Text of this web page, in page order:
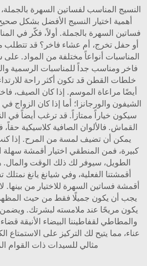
النسيج المناسب لفساتين السهرة
أهمية اختيار النسيج الأفضل بشكل
فساتين السهرة بالجملة. أولاً، فكّر في
أو حفل تخرج، أم عشاء فاخر؟ قد
المناسبات أنواعاً مختلفة من المواد. على
فاخر ومناسب جداً للمناسبات الرسمية
خلطات القطن قد تكون أكثر راحة
أيضًا مراعاة الموسم. إذا كان الصيف،
الشيفون والورجانزا؛ أما إذا كان الزواج
سيكون خياراً ممتازاً. قد ترغب أيضاً في
القماش. فالألوان الصافية كلاسيكية
يمكن أن تضيف لمسة من المرح. إذا
كبيرة، فمن المنطقي اختيار أقمشة سهلة
الطويل، سيوفر لك ذلك الوقت
أقمشتنا الفعلية، وفي شيانغ يانغ
أقمشة فساتين السهرة للاختيار من
يجب أن يكون جميلًا فقط من حيث
يكون مريحًا عند ملامسته لبشرتك.
والمطاطي لقفاطيننا البيضاء الأنيقة
عناء، مما يتيح لك التركيز على الاستمتاع
مثالي للسيدات ذات القوام